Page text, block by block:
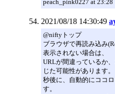
peach_pink0227 at
2021/08/18 14:30:49
@niftyトップ
ブラウザで再読み込み
表示されない場合は、
URLが間違っているか
じた可能性があります。
秒後に、自動的にココ
す。